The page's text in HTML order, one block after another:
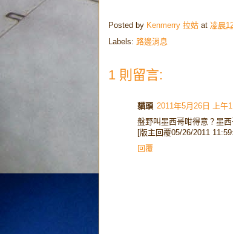
Posted by Kenmerry 拉姑 at 凌晨
Labels: 路邊消息
1 則留言:
貓頭 2011年5月26日 上午
盤野叫墨西哥咁得意？墨
[版主回覆05/26/2011
回覆